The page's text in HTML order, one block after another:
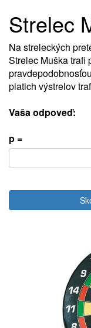
Strelec
Na streleckých
Strelec Muška trafi
piatich výstrelov
Vaša odpoveď:
p =